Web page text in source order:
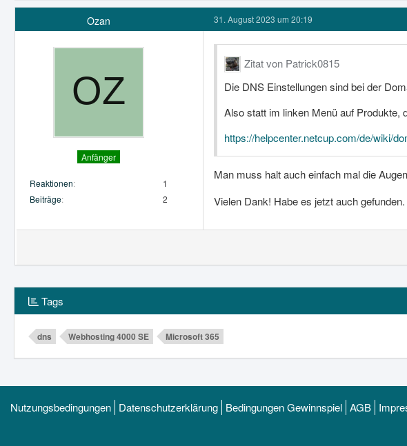
Ozan
Anfänger
Reaktionen
1
Beiträge
2
31. August 2023 um 20:19
Zitat von Patrick0815
Die DNS Einstellungen sind bei der
Also statt im linken Menü auf Produkte,
https://helpcenter.netcup.com/de/wiki/
Man muss halt auch einfach mal die
Vielen Dank! Habe es jetzt auch
Tags
dns Webhosting 4000 SE Microsoft 365
Nutzungsbedingungen Datenschutzerklärung Bedingungen Gewinnspiel AGB